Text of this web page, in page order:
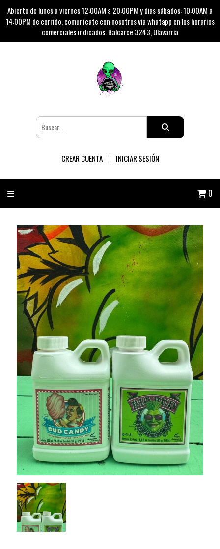
Abierto de lunes a viernes 12:00AM a 20:00PM y días sábados: 10:00AM a
14:00PM de corrido, comunicate con nosotros vía whatapp en los horarios
comerciales indicados. Balcarce 3243, Olavarría
CREAR CUENTA INICIAR SESIÓN
0